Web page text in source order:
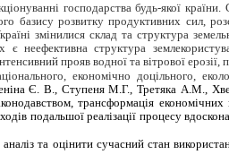
господарства будь-якої
базису розвитку продуктивних сил,
змінилися склад та структура
неефективна структура
прояв водної та вітрової
економічно доцільного,
Є. В., Ступеня М.Г., Третяка А.М.,
трансформація економічних
подальшої реалізації процесу
та оцінити сучасний стан